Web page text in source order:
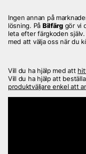
Ingen annan på
lösning. På Bilfärggör vi
leta efter färgkoden
med att välja oss när du
Vill du ha hjälp med att
Vill du ha hjälp att
produktväljare enkel att